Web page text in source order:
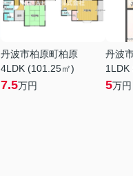
丹波市柏原町柏原
4LDK (101.25㎡)
7.5万円
丹波
1LDK
5万円